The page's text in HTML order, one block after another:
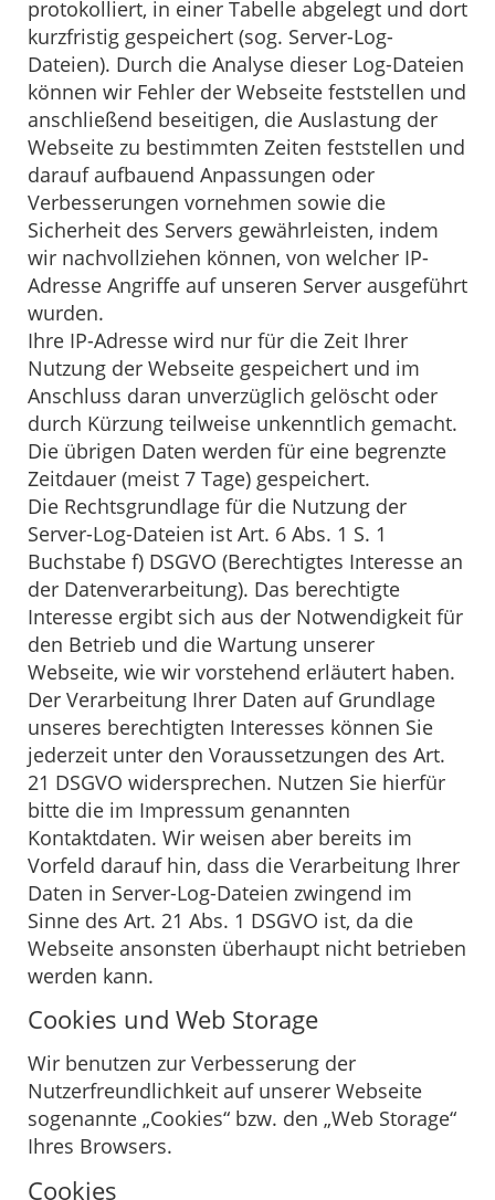
protokolliert, in einer Tabelle abgelegt und dort
kurzfristig gespeichert (sog. Server-Log-
Dateien). Durch die Analyse dieser Log-Dateien
können wir Fehler der Webseite feststellen und
anschließend beseitigen, die Auslastung der
Webseite zu bestimmten Zeiten feststellen und
darauf aufbauend Anpassungen oder
Verbesserungen vornehmen sowie die
Sicherheit des Servers gewährleisten, indem
wir nachvollziehen können, von welcher IP-
Adresse Angriffe auf unseren Server ausgeführt
wurden.
Ihre IP-Adresse wird nur für die Zeit Ihrer
Nutzung der Webseite gespeichert und im
Anschluss daran unverzüglich gelöscht oder
durch Kürzung teilweise unkenntlich gemacht.
Die übrigen Daten werden für eine begrenzte
Zeitdauer (meist 7 Tage) gespeichert.
Die Rechtsgrundlage für die Nutzung der
Server-Log-Dateien ist Art. 6 Abs. 1 S. 1
Buchstabe f) DSGVO (Berechtigtes Interesse an
der Datenverarbeitung). Das berechtigte
Interesse ergibt sich aus der Notwendigkeit für
den Betrieb und die Wartung unserer
Webseite, wie wir vorstehend erläutert haben.
Der Verarbeitung Ihrer Daten auf Grundlage
unseres berechtigten Interesses können Sie
jederzeit unter den Voraussetzungen des Art.
21 DSGVO widersprechen. Nutzen Sie hierfür
bitte die im Impressum genannten
Kontaktdaten. Wir weisen aber bereits im
Vorfeld darauf hin, dass die Verarbeitung Ihrer
Daten in Server-Log-Dateien zwingend im
Sinne des Art. 21 Abs. 1 DSGVO ist, da die
Webseite ansonsten überhaupt nicht betrieben
werden kann.
Cookies und Web Storage
Wir benutzen zur Verbesserung der
Nutzerfreundlichkeit auf unserer Webseite
sogenannte „Cookies“ bzw. den „Web Storage“
Ihres Browsers.
Cookies